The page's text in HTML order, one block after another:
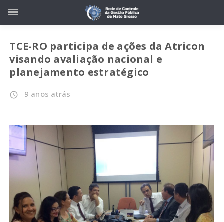
TCE-RO participa de ações da Atricon
visando avaliação nacional e
planejamento estratégico
access_time 9 anos atrás